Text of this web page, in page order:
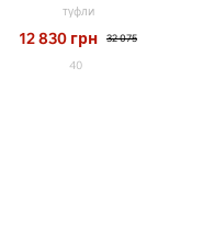
туфли
12 830 грн 32 075
40